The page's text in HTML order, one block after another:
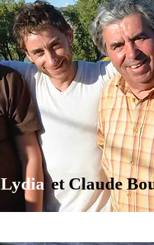
Lydia et Claude